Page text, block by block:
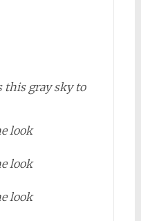
this gray sky to
look
look
look